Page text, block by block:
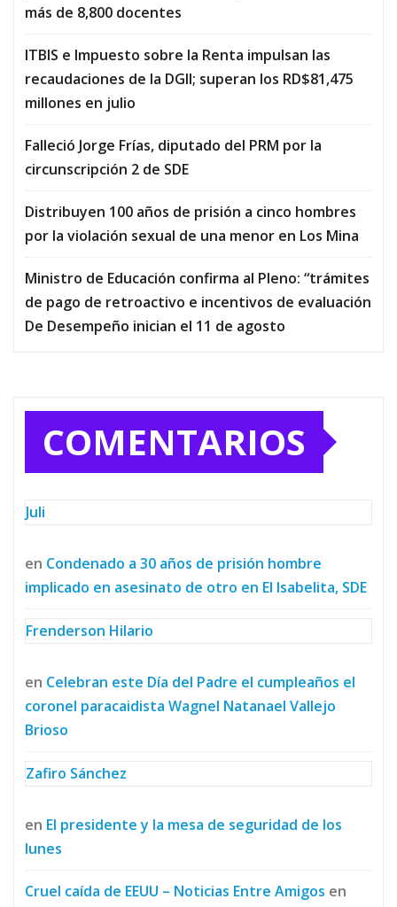
más de 8,800 docentes
ITBIS e Impuesto sobre la Renta impulsan las
recaudaciones de la DGII; superan los RD$81,475
millones en julio
Falleció Jorge Frías, diputado del PRM por la
circunscripción 2 de SDE
Distribuyen 100 años de prisión a cinco hombres
por la violación sexual de una menor en Los Mina
Ministro de Educación confirma al Pleno: “trámites
de pago de retroactivo e incentivos de evaluación
De Desempeño inician el 11 de agosto
COMENTARIOS
Juli
en Condenado a 30 años de prisión hombre
implicado en asesinato de otro en El Isabelita, SDE
Frenderson Hilario
en Celebran este Día del Padre el cumpleaños el
coronel paracaidista Wagnel Natanael Vallejo
Brioso
Zafiro Sánchez
en El presidente y la mesa de seguridad de los
lunes
Cruel caída de EEUU – Noticias Entre Amigos en